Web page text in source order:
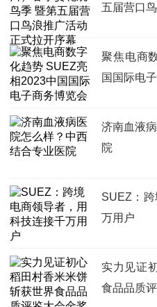
五届营口
聚焦电商
国国际电
济南血液
院
SUEZ：
万用户
实力见证
食品品质